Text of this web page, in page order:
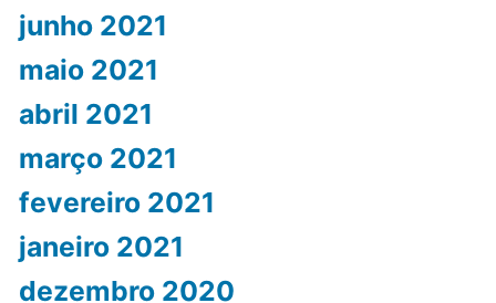
junho 2021
maio 2021
abril 2021
março 2021
fevereiro 2021
janeiro 2021
dezembro 2020